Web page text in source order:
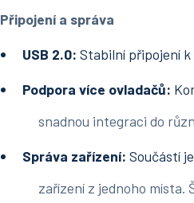
Připojení a správa
USB 2.0: Stabilní připojení
Podpora více ovladačů:
snadnou integraci do
Správa zařízení: Součástí
zařízení z jednoho místa.